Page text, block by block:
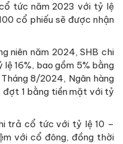
tức năm 2023 với tỷ lệ
cổ phiếu sẽ được nhận
niên năm 2024, SHB chi
16%, bao gồm 5% bằng
8/2024, Ngân hàng
1 bằng tiền mặt với tỷ
trả cổ tức với tỷ lệ 10 –
với cổ đông, đồng thời